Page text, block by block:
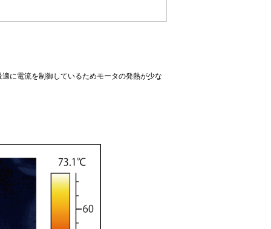
に電流を制御しているためモータの発熱が少な